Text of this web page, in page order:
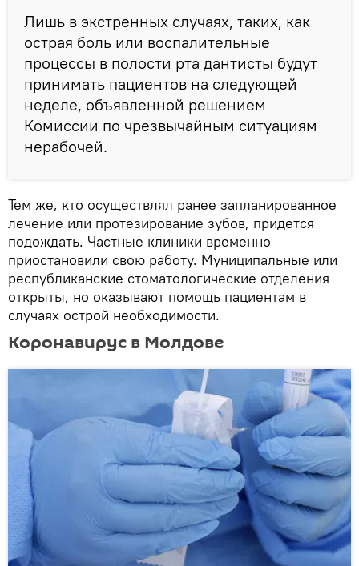
Лишь в экстренных случаях, таких, как
острая боль или воспалительные
процессы в полости рта дантисты будут
принимать пациентов на следующей
неделе, объявленной решением
Комиссии по чрезвычайным ситуациям
нерабочей.
Тем же, кто осуществлял ранее запланированное
лечение или протезирование зубов, придется
подождать. Частные клиники временно
приостановили свою работу. Муниципальные или
республиканские стоматологические отделения
открыты, но оказывают помощь пациентам в
случаях острой необходимости.
Коронавирус в Молдове